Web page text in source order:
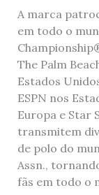
A marca
em todo o
The Palm
Estados
ESPN nos
Europa e Star
transmitem
de polo do
Assn.,
fãs em todo o